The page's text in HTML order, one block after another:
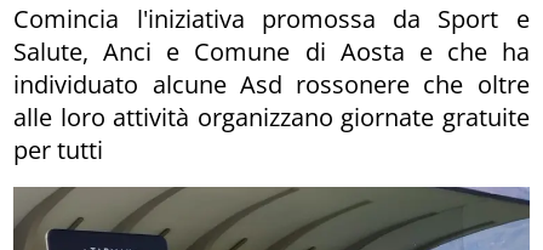
Comincia l'iniziativa promossa da Sport e
Salute, Anci e Comune di Aosta e che ha
individuato alcune Asd rossonere che oltre
alle loro attività organizzano giornate gratuite
per tutti